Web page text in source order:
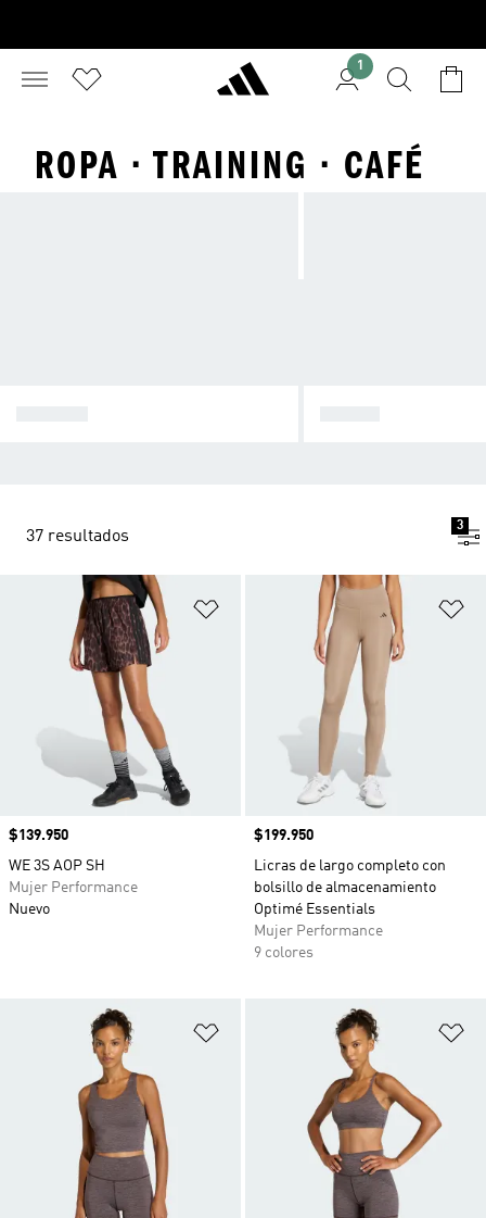
1
ROPA · TRAINING · CAFÉ
37 resultados
3
Añadir a la lista de deseos
Precio
$139.950
WE 3S AOP SH
Mujer Performance
Nuevo
Precio
$199.950
Licras de largo completo con
bolsillo de almacenamiento
Optimé Essentials
Mujer Performance
9 colores
Añadir a la lista de deseos